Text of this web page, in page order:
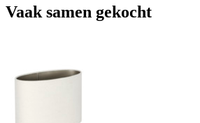
Vaak samen gekocht